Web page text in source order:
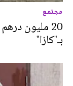
مجتمع
20 مليون
بـ"كازا"